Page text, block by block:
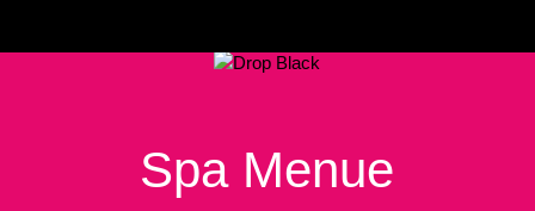
Spa Menue